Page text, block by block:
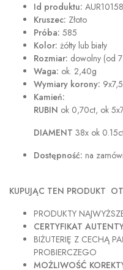
Id produktu:
Kruszec: Złoto
Próba: 585
Kolor: żółty lub biały
Rozmiar: dowolny (od
Waga: ok. 2,40g
Wymiary korony:
Kamień:
RUBIN ok 0,70ct, ok
DIAMENT 38x ok
Dostępność: na
KUPUJĄC TEN PRODUKT
PRODUKTY
CERTYFIKAT
BIŻUTERIĘ Z CECHĄ
PROBIERCZEGO
MOŻLIWOŚĆ